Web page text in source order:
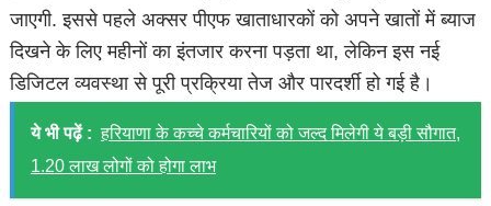
जाएगी. इससे पहले अक्सर पीएफ खाताधारकों को अपने खातों में ब्याज
दिखने के लिए महीनों का इंतजार करना पड़ता था, लेकिन इस नई
डिजिटल व्यवस्था से पूरी प्रक्रिया तेज और पारदर्शी हो गई है।
ये भी पढ़ें : हरियाणा के कच्चे कर्मचारियों को जल्द मिलेगी ये बड़ी सौगात,
1.20 लाख लोगों को होगा लाभ